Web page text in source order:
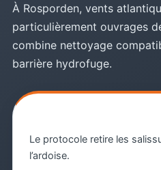
À Rosporden, vents
particulièrement ouvrages
combine nettoyage
barrière hydrofuge.
Le protocole retire les
l’ardoise.